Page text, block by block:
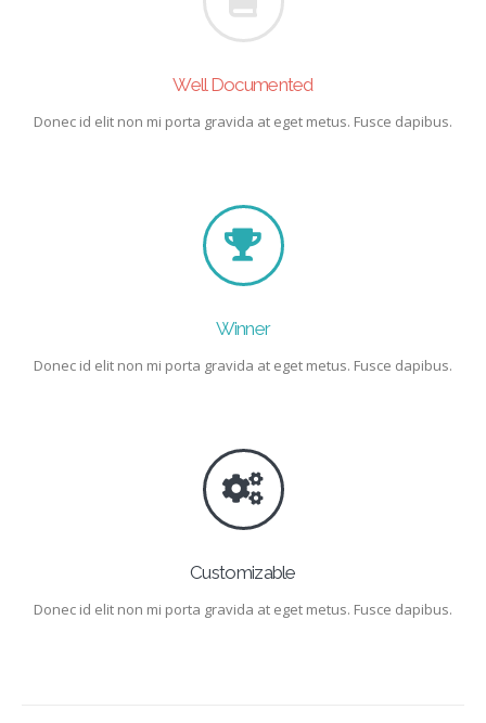
Well Documented
Donec id elit non mi porta gravida at eget metus. Fusce dapibus.
Winner
Donec id elit non mi porta gravida at eget metus. Fusce dapibus.
Customizable
Donec id elit non mi porta gravida at eget metus. Fusce dapibus.